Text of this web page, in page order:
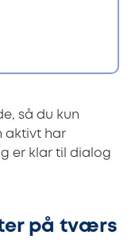
så du kun
aktivt har
er klar til dialog
på tværs